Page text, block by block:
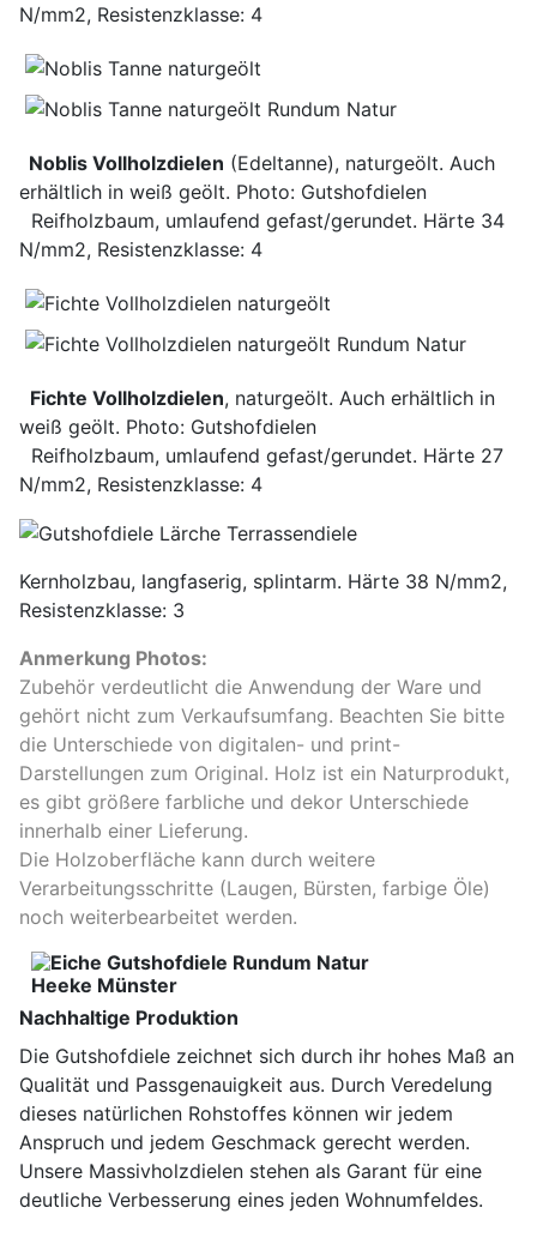
N/mm2, Resistenzklasse: 4
Noblis Vollholzdielen (Edeltanne), naturgeölt. Auch
erhältlich in weiß geölt. Photo: Gutshofdielen
Reifholzbaum, umlaufend gefast/gerundet. Härte 34
N/mm2, Resistenzklasse: 4
Fichte Vollholzdielen, naturgeölt. Auch erhältlich in
weiß geölt. Photo: Gutshofdielen
Reifholzbaum, umlaufend gefast/gerundet. Härte 27
N/mm2, Resistenzklasse: 4
Kernholzbau, langfaserig, splintarm. Härte 38 N/mm2,
Resistenzklasse: 3
Anmerkung Photos:
Zubehör verdeutlicht die Anwendung der Ware und
gehört nicht zum Verkaufsumfang. Beachten Sie bitte
die Unterschiede von digitalen- und print-
Darstellungen zum Original. Holz ist ein Naturprodukt,
es gibt größere farbliche und dekor Unterschiede
innerhalb einer Lieferung.
Die Holzoberfläche kann durch weitere
Verarbeitungsschritte (Laugen, Bürsten, farbige Öle)
noch weiterbearbeitet werden.
Nachhaltige Produktion
Die Gutshofdiele zeichnet sich durch ihr hohes Maß an
Qualität und Passgenauigkeit aus. Durch Veredelung
dieses natürlichen Rohstoffes können wir jedem
Anspruch und jedem Geschmack gerecht werden.
Unsere Massivholzdielen stehen als Garant für eine
deutliche Verbesserung eines jeden Wohnumfeldes.